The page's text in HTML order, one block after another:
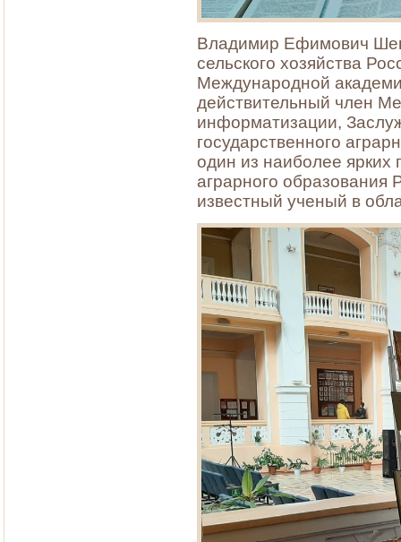
Владимир Ефимович
сельского хозяйства
Международной
действительный член
информатизации,
государственного
один из наиболее
аграрного образования
известный ученый в